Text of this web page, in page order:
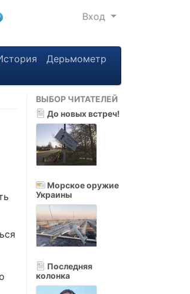
Вход
Дерьмометр
ВЫБОР ЧИТАТЕЛЕЙ
До новых встреч!
Морское оружие
Украины
Последняя
колонка